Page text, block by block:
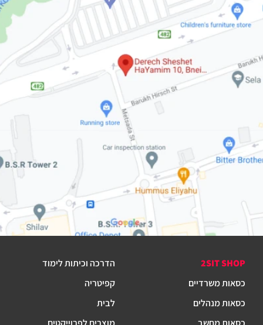
2SIT SHOP
כסאות משרדיים
כסאות מנהלים
הדרכה וכיתות לימוד
קפיטריה
לבית